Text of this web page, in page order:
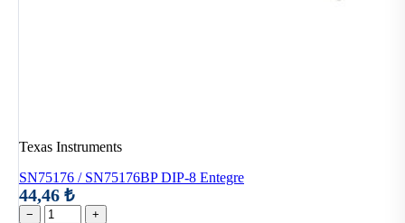
Texas Instruments
SN75176 / SN75176BP DIP-8 Entegre
44,46 ₺
− +